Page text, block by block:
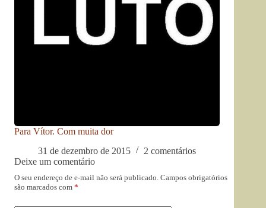
Para Vítor. Com muita dor
31 de dezembro de 2015
2 comentários
Deixe um comentário
O seu endereço de e-mail não será publicado. Campos obrigatórios
são marcados com *